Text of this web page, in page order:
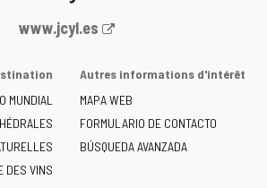
Portail
de
Junta
de
Castilla
y
www.jcyl.es
MUNDIAL
DES VINS
Autres informations d'intérêt
MAPA WEB
FORMULARIO DE CONTACTO
BÚSQUEDA AVANZADA